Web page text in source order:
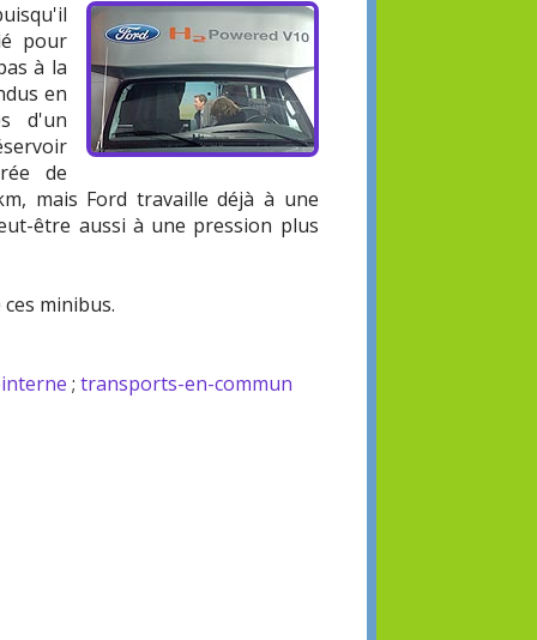
pour
à la
en
d'un
de
mais Ford travaille déjà à une
être aussi à une pression plus
minibus.
;transports-en-commun